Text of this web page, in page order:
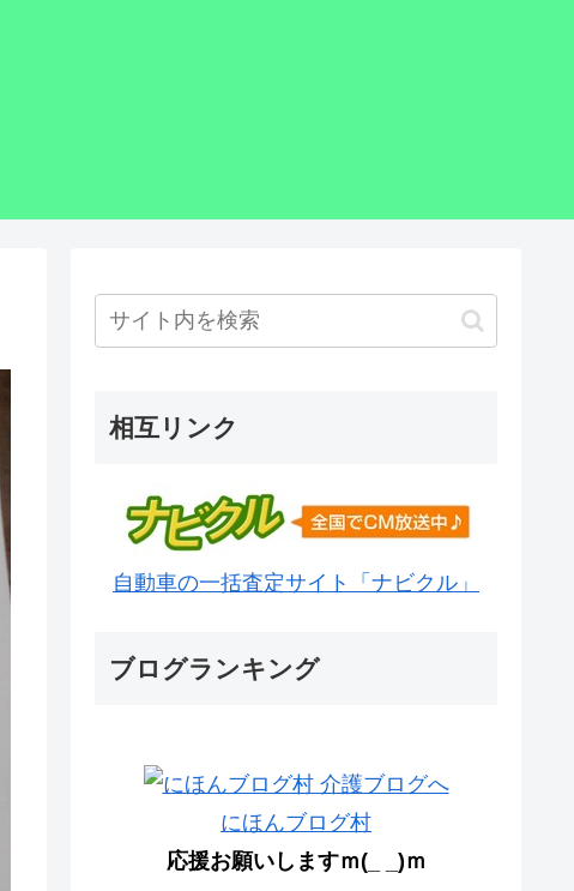
相互リンク
自動車の一括査定サイト「ナビクル」
ブログランキング
にほんブログ村
応援お願いしますｍ(_ _)ｍ